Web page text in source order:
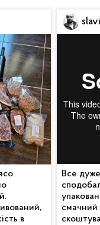
в
Все дуже
смачний